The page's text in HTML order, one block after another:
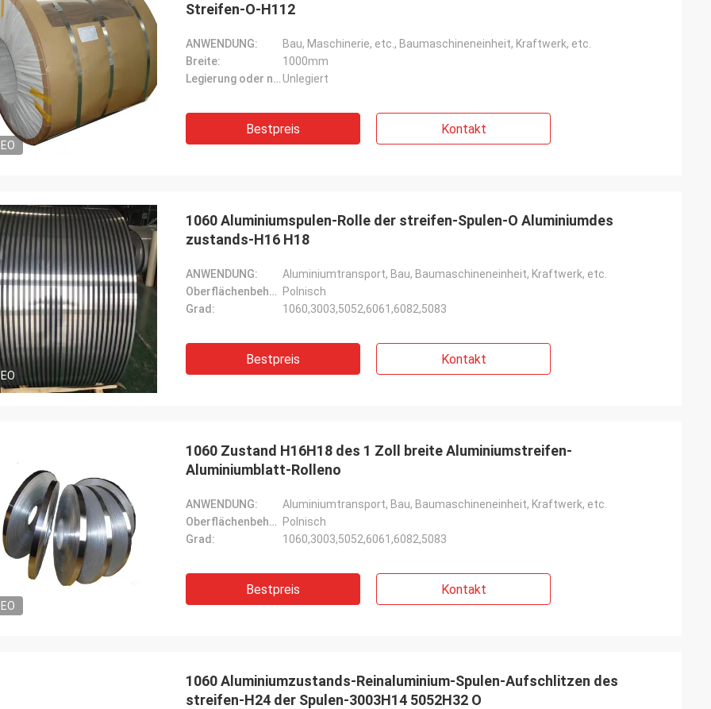
Streifen-O-H112
ANWENDUNG:
Bau, Maschinerie, etc., Baumaschineneinheit, Kraftwerk, etc.
Breite:
1000mm
Legierung oder nicht: Unlegiert
Bestpreis Kontakt
1060 Aluminiumspulen-Rolle der streifen-Spulen-O Aluminiumdes
zustands-H16 H18
ANWENDUNG:
Aluminiumtransport, Bau, Baumaschineneinheit, Kraftwerk, etc.
Oberflächenbehandlung:
Polnisch
Grad:
1060,3003,5052,6061,6082,5083
Bestpreis Kontakt
1060 Zustand H16H18 des 1 Zoll breite Aluminiumstreifen-
Aluminiumblatt-Rolleno
ANWENDUNG:
Aluminiumtransport, Bau, Baumaschineneinheit, Kraftwerk, etc.
Oberflächenbehandlung:
Polnisch
Grad:
1060,3003,5052,6061,6082,5083
Bestpreis Kontakt
1060 Aluminiumzustands-Reinaluminium-Spulen-Aufschlitzen des
streifen-H24 der Spulen-3003H14 5052H32 O